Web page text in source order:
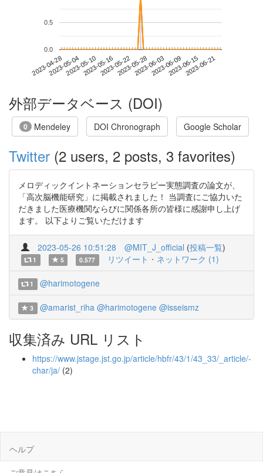
2023-04-282023-05-042023-05-102023-05-162023-05-222023-05-282023-06-032023-06-092023-06-152023-06-21
0.0
0.5
外部データベース (DOI)
0 Mendeley DOI Chronograph Google Scholar
Twitter (2 users, 2 posts, 3 favorites)
メロディックイントネーションセラピー実態調査の論文が、
「高次脳機能研究」に掲載されました！ 当調査にご協力いた
だきました医療機関ならびに関係各所の皆様に感謝申し上げ
ます。 以下よりご覧いただけます
2023-05-26 10:51:28 @MIT_J_official (投稿一覧)
1 5 0.577 リツイート・ネットワーク (1)
1 @harimotogene
3 @amarist_riha @harimotogene @isseismz
収集済み URL リスト
https://www.jstage.jst.go.jp/article/hbfr/43/1/43_33/_article/-
char/ja/ (2)
ヘルプ